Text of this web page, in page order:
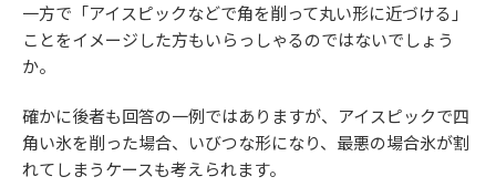
一方で「アイスピックなどで角を削って丸い形に近づける」
ことをイメージした方もいらっしゃるのではないでしょう
か。
確かに後者も回答の一例ではありますが、アイスピックで四
角い氷を削った場合、いびつな形になり、最悪の場合氷が割
れてしまうケースも考えられます。